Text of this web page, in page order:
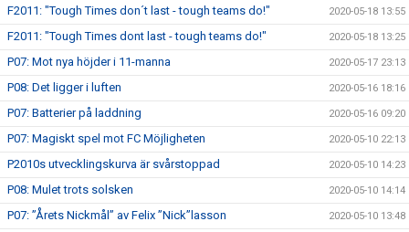
F2011: "Tough Times don´t last - tough teams do!" 2020-05-18 13:55
F2011: "Tough Times dont last - tough teams do!" 2020-05-18 13:25
P07: Mot nya höjder i 11-manna 2020-05-17 23:13
P08: Det ligger i luften 2020-05-16 18:16
P07: Batterier på laddning 2020-05-16 09:20
P07: Magiskt spel mot FC Möjligheten 2020-05-10 22:13
P2010s utvecklingskurva är svårstoppad 2020-05-10 14:23
P08: Mulet trots solsken 2020-05-10 14:14
P07: ”Årets Nickmål” av Felix ”Nick”lasson 2020-05-10 13:48